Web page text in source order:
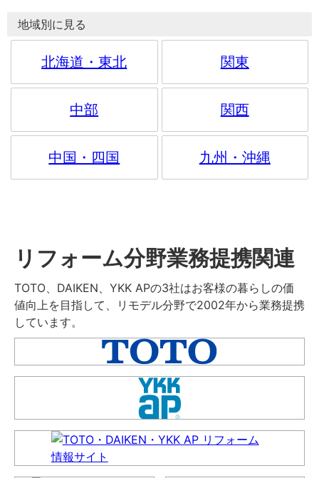
地域別に見る
北海道・東北 関東
中部 関西
中国・四国 九州・沖縄
リフォーム分野業務提携関連
TOTO、DAIKEN、YKK APの3社はお客様の暮らしの価
値向上を目指して、リモデル分野で2002年から業務提携
しています。